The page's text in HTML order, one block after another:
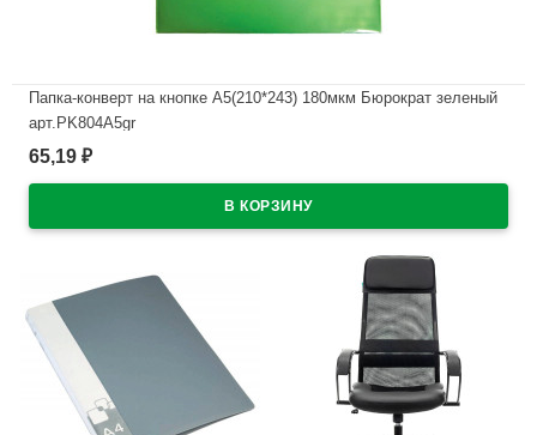
Папка-конверт на кнопке А5(210*243) 180мкм Бюрократ зеленый
арт.PK804A5gr
В наличии
65,19 ₽